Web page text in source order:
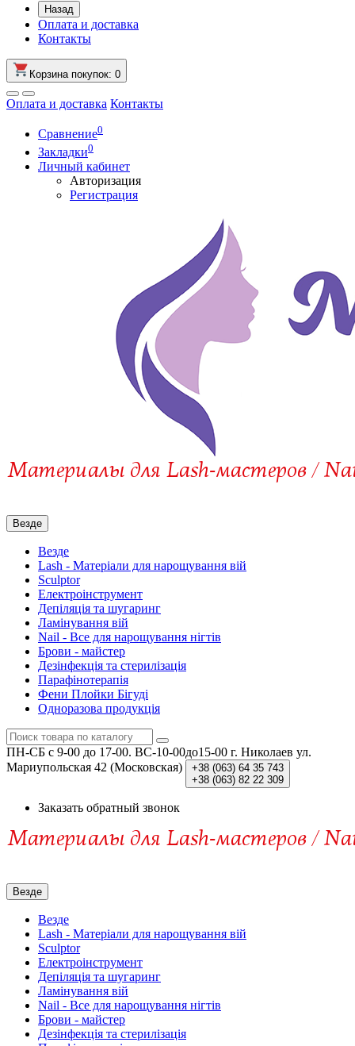
Назад
Оплата и доставка
Контакты
Корзинапокупок: 0
Оплата и доставка Контакты
Сравнение0
Закладки0
Личный кабинет
Авторизация
Регистрация
Везде
Везде
Lash - Матеріали для нарощування вій
Sculptor
Електроінструмент
Депіляція та шугаринг
Ламінування вій
Nail - Все для нарощування нігтів
Брови - майстер
Дезінфекція та стерилізація
Парафінотерапія
Фени Плойки Бігуді
Одноразова продукція
ПН-СБ c 9-00 до 17-00. ВС-10-00до15-00 г. Николаев ул.
Мариупольская 42 (Московская)
+38 (063) 64 35 743
+38 (063) 82 22 309
Заказать обратный звонок
Везде
Везде
Lash - Матеріали для нарощування вій
Sculptor
Електроінструмент
Депіляція та шугаринг
Ламінування вій
Nail - Все для нарощування нігтів
Брови - майстер
Дезінфекція та стерилізація